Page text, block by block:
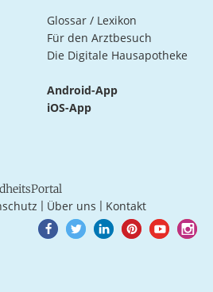
Glossar / Lexikon
Für den Arztbesuch
Die Digitale Hausapotheke
Android-App
iOS-App
Über uns Kontakt